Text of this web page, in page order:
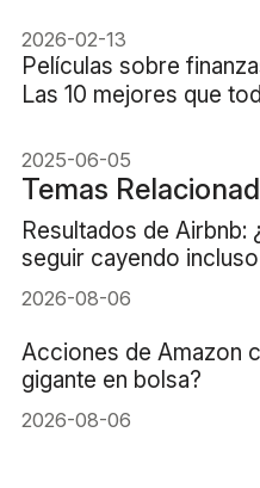
2026-02-13
Películas sobre
Las 10 mejores que
debe ver
2025-06-05
Temas
Resultados de Airbnb:
seguir cayendo
un 16%?
2026-08-06
Acciones de Amazon
gigante en bolsa?
2026-08-06